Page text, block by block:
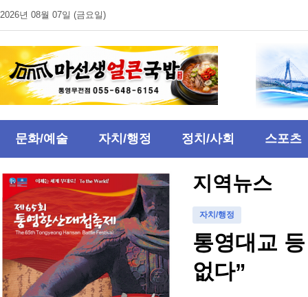
2026년 08월 07일 (금요일)
문화/예술 자치/행정 정치/사회 스포츠
지역뉴스
자치/행정
통영대교
없다”